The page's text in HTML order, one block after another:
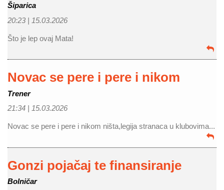
Šiparica
20:23 | 15.03.2026
Što je lep ovaj Mata!
Novac se pere i pere i nikom
Trener
21:34 | 15.03.2026
Novac se pere i pere i nikom ništa,legija stranaca u klubovima...
Gonzi pojačaj te finansiranje
Bolničar